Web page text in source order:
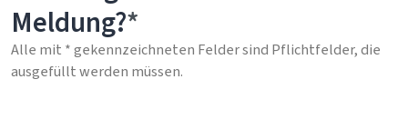
Meldung?
Alle mit * gekennzeichneten Felder sind Pflichtfelder, die
ausgefüllt werden müssen.